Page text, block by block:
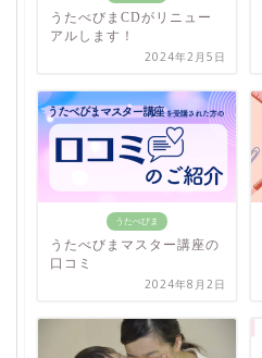
うたべびまCDがリニュー
アルします！
2024年2月5日
うたべびま
うたべびまマスター講座の
口コミ
2024年8月2日